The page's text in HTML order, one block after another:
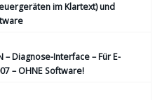
im Klartext) und
– Diagnose-Interface – Für E-
– OHNE Software!